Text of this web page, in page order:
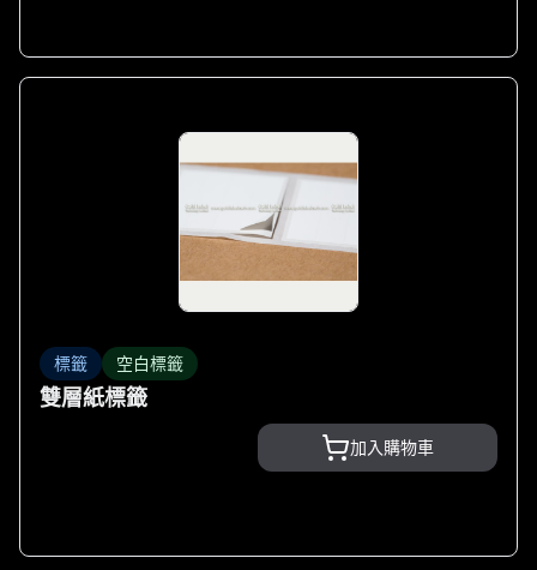
標籤 空白標籤
雙層紙標籤
加入購物車